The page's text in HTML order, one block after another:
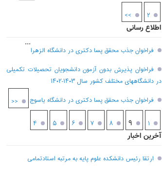
۲ >>
اطلاع رسانی
فراخوان جذب محقق پسا دکتری در دانشگاه الزهرا
فراخوان پذیرش بدون آزمون دانشجویان تحصیلات تکمیلی
در دانشگاههای مختلف کشور سال ۱۴۰۳-۱۴۰۲
فراخوان جذب محقق پسا دکتری در دانشگاه یاسوج
<<
۱
...
۴ ۵ ۶ ۷ ۸ ۹
آخرین اخبار
ارتقا رئیس دانشکده علوم پایه به مرتبه استادتمامی